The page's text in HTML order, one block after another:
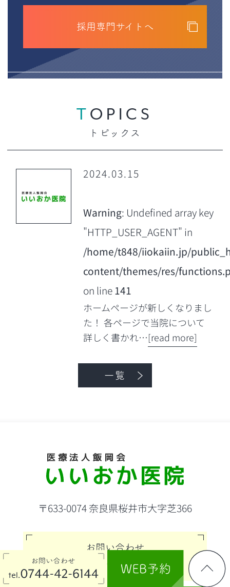
採用専門サイトへ
TOPICS
トピックス
2024.03.15
Warning: Undefined array key
"HTTP_USER_AGENT" in
/home/t848/iiokaiin.jp/
content/themes/res/
on line141
ホームページが新しくなりまし
た！ 各ページで当院について
詳しく書かれ…[read more]
一覧
〒633-0074 奈良県桜井市大字芝366
お問い合わせ
tel.0744-42-6144